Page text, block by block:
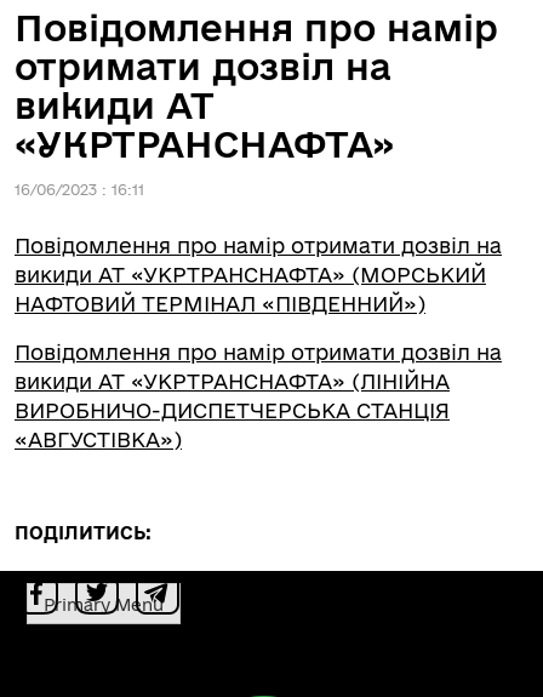
Повідомлення про намір
отримати дозвіл на
викиди АТ
«УКРТРАНСНАФТА»
16/06/2023 : 16:11
Повідомлення про намір отримати дозвіл на
викиди АТ «УКРТРАНСНАФТА» (МОРСЬКИЙ
НАФТОВИЙ ТЕРМІНАЛ «ПІВДЕННИЙ»)
Повідомлення про намір отримати дозвіл на
викиди АТ «УКРТРАНСНАФТА» (ЛІНІЙНА
ВИРОБНИЧО-ДИСПЕТЧЕРСЬКА СТАНЦІЯ
«АВГУСТІВКА»)
ПОДІЛИТИСЬ:
Primary Menu